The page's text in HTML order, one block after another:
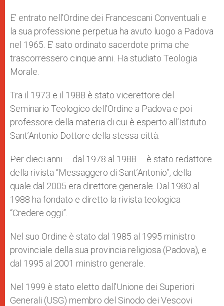
E’ entrato nell’Ordine dei Francescani Conventuali e
la sua professione perpetua ha avuto luogo a Padova
nel 1965. E’ sato ordinato sacerdote prima che
trascorressero cinque anni. Ha studiato Teologia
Morale.
Tra il 1973 e il 1988 è stato vicerettore del
Seminario Teologico dell’Ordine a Padova e poi
professore della materia di cui è esperto all’Istituto
Sant’Antonio Dottore della stessa città.
Per dieci anni – dal 1978 al 1988 – è stato redattore
della rivista “Messaggero di Sant’Antonio”, della
quale dal 2005 era direttore generale. Dal 1980 al
1988 ha fondato e diretto la rivista teologica
“Credere oggi”.
Nel suo Ordine è stato dal 1985 al 1995 ministro
provinciale della sua provincia religiosa (Padova), e
dal 1995 al 2001 ministro generale.
Nel 1999 è stato eletto dall’Unione dei Superiori
Generali (USG) membro del Sinodo dei Vescovi